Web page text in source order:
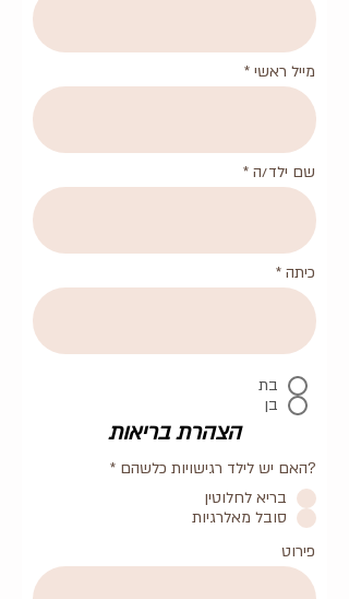
מייל ראשי
שם ילד/ה
כיתה
בת
בן
הצהרת בריאות
?האם יש לילד רגישויות כלשהם *
בריא לחלוטין
סובל מאלרגיות
פירוט